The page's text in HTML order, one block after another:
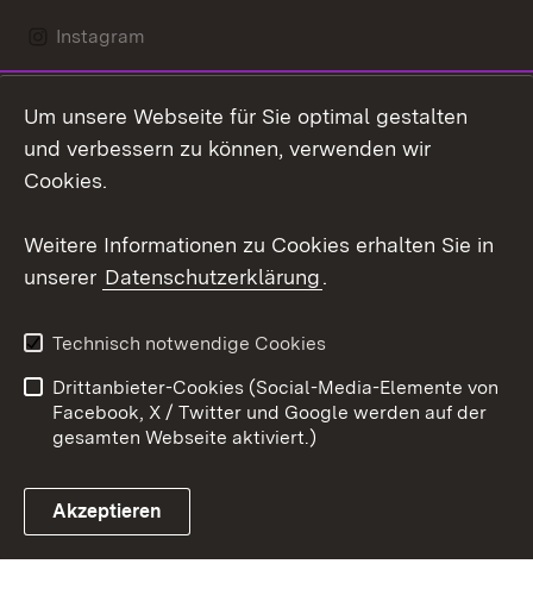
Instagram
Mastodon
Youtube
Link zum Landesportal
Kontakt
Datenschutz
Barrierefreiheit
Impressum Cookies
Um unsere Webseite für Sie optimal gestalten
und verbessern zu können, verwenden wir
Cookies.
Weitere Informationen zu Cookies erhalten Sie in
unserer Datenschutzerklärung.
Technisch notwendige Cookies
Drittanbieter-Cookies (Social-Media-Elemente von
Facebook, X / Twitter und Google werden auf der
gesamten Webseite aktiviert.)
Akzeptieren